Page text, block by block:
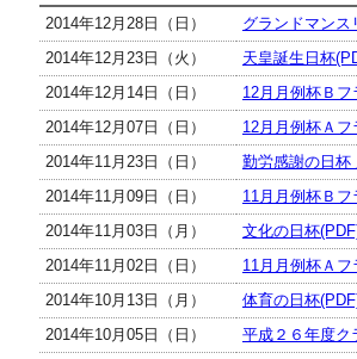
2014年12月28日（日）
グランドマンス
2014年12月23日（火）
天皇誕生日杯
2014年12月14日（日）
12月月例杯Ｂ
2014年12月07日（日）
12月月例杯Ａ
2014年11月23日（日）
勤労感謝の日杯
2014年11月09日（日）
11月月例杯Ｂ
2014年11月03日（月）
文化の日杯
2014年11月02日（日）
11月月例杯Ａ
2014年10月13日（月）
体育の日杯
2014年10月05日（日）
平成２６年度ク